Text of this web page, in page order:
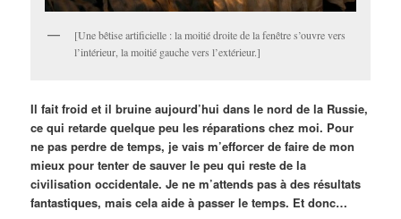
[Une bêtise artificielle : la moitié droite de la fenêtre s’ouvre vers
l’intérieur, la moitié gauche vers l’extérieur.]
Il fait froid et il bruine aujourd’hui dans le nord de la Russie,
ce qui retarde quelque peu les réparations chez moi. Pour
ne pas perdre de temps, je vais m’efforcer de faire de mon
mieux pour tenter de sauver le peu qui reste de la
civilisation occidentale. Je ne m’attends pas à des résultats
fantastiques, mais cela aide à passer le temps. Et donc…